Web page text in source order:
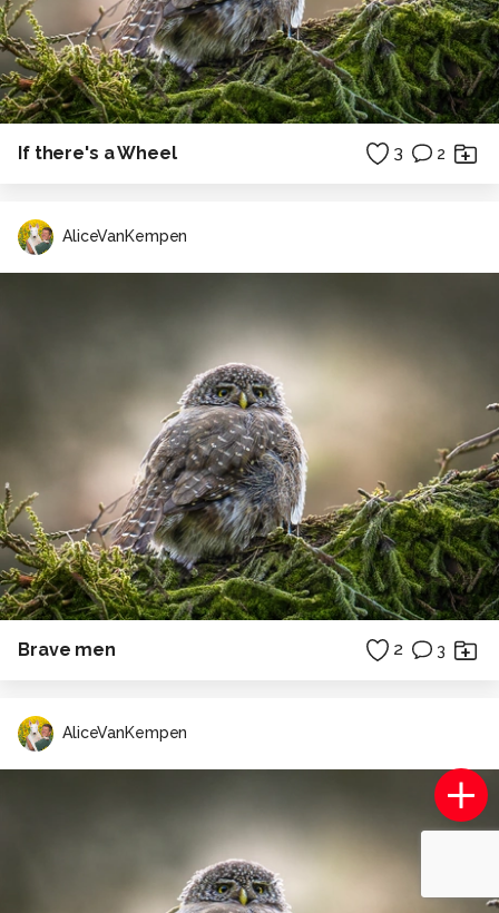
If there's a Wheel 3 2
AliceVanKempen
Brave men 2 3
AliceVanKempen